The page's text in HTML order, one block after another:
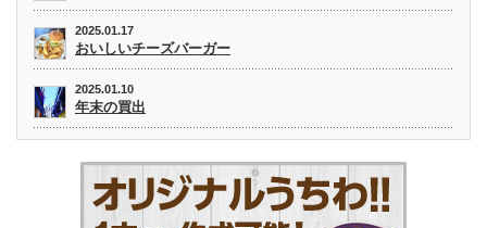
2025.01.17
おいしいチーズバーガー
2025.01.10
年末の買出